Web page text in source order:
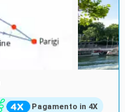
Pagamento in 4X